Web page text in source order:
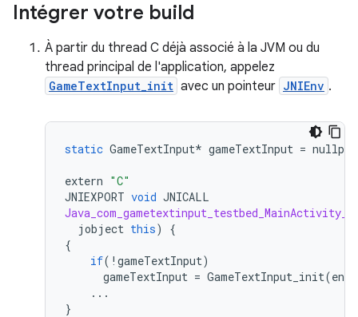
Intégrer votre build
À partir du thread C déjà associé à la JVM ou du
thread principal de l'application, appelez
GameTextInput_init avec un pointeur JNIEnv .
static GameTextInput* gameTextInput = nullptr
extern "C"
JNIEXPORT void JNICALL
jobject this)
{
{
if( ! gameTextInput)
gameTextInput = GameTextInput_init(env
...
}